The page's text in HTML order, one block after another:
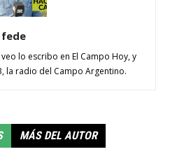
fede
lo escribo en El Campo Hoy, y
la radio del Campo Argentino.
MÁS DEL AUTOR